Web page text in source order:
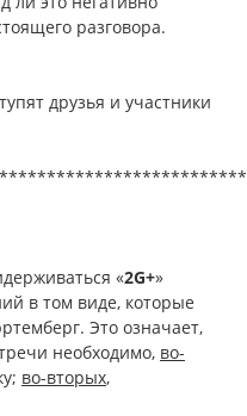
разговора.
друзья и участники
«2G+»
в том виде, которые
Это означает,
необходимо, во-
во-вторых,